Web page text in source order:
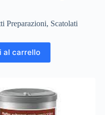
Preparazioni, Scatolati
al carrello